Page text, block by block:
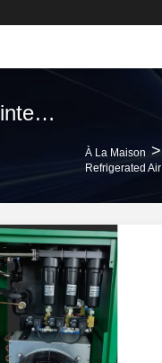
Keywords [ grade pf integrated refrigerated air dryer ] Match 15 produits
À La Maison >
Refrigerated